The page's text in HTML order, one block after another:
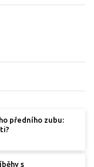
předního zubu:
s